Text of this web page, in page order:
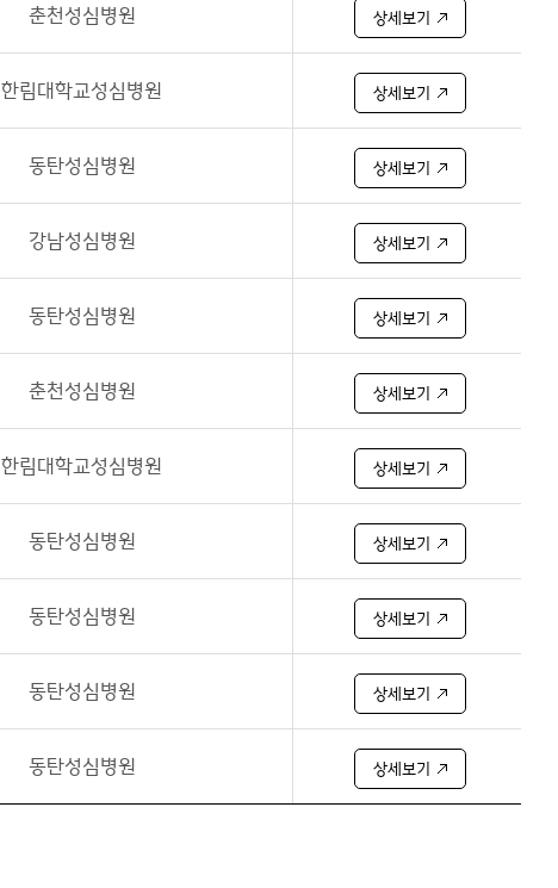
춘천성심병원 상세보기
한림대학교성심병원 상세보기
동탄성심병원 상세보기
강남성심병원 상세보기
동탄성심병원 상세보기
춘천성심병원 상세보기
한림대학교성심병원 상세보기
동탄성심병원 상세보기
동탄성심병원 상세보기
동탄성심병원 상세보기
동탄성심병원 상세보기